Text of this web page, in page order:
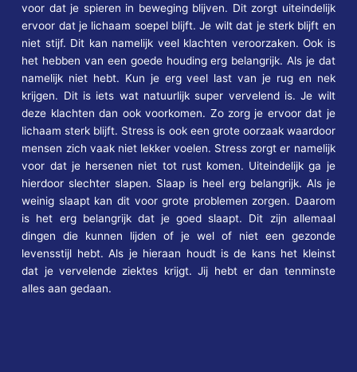
voor dat je spieren in beweging blijven. Dit zorgt uiteindelijk
ervoor dat je lichaam soepel blijft. Je wilt dat je sterk blijft en
niet stijf. Dit kan namelijk veel klachten veroorzaken. Ook is
het hebben van een goede houding erg belangrijk. Als je dat
namelijk niet hebt. Kun je erg veel last van je rug en nek
krijgen. Dit is iets wat natuurlijk super vervelend is. Je wilt
deze klachten dan ook voorkomen. Zo zorg je ervoor dat je
lichaam sterk blijft. Stress is ook een grote oorzaak waardoor
mensen zich vaak niet lekker voelen. Stress zorgt er namelijk
voor dat je hersenen niet tot rust komen. Uiteindelijk ga je
hierdoor slechter slapen. Slaap is heel erg belangrijk. Als je
weinig slaapt kan dit voor grote problemen zorgen. Daarom
is het erg belangrijk dat je goed slaapt. Dit zijn allemaal
dingen die kunnen lijden of je wel of niet een gezonde
levensstijl hebt. Als je hieraan houdt is de kans het kleinst
dat je vervelende ziektes krijgt. Jij hebt er dan tenminste
alles aan gedaan.